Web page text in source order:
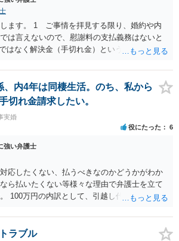
ます。 1 ご事情を拝見する限り、婚約や内
は言えないので、慰謝料の支払義務はないと
なく解決金（手切れ金）という名目で数十
必要はあると思います。 4 合意書を取り交
（一切の債権債務のないことを確認する）を
、内4年は同棲生活。のち、私から
切れ金請求したい。
実婚
役にたった 6
強い弁護士
応したくない、払うべきなのかどうかがわか
ら払いたくない等様々な理由で弁護士を立て
100万円の内訳として、引越し代等でどの程
については変わってくるかと思われます。 ま
ては、相手方の判断として、それで全て終わ
ラブル